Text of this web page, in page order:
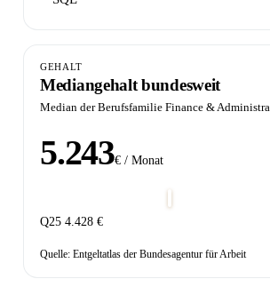
GEHALT
Mediangehalt bundesweit
Median der Berufsfamilie Finance &
5.243€ / Monat
Q25 4.428 €
Quelle: Entgeltatlas der Bundesagentur für Arbeit